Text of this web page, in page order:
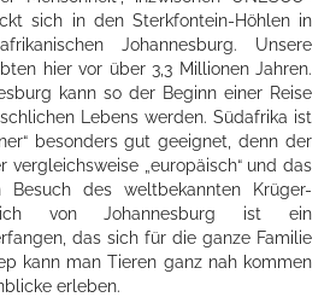
sich in den Sterkfontein-Höhlen in
Johannesburg. Unsere
hier vor über 3,3 Millionen Jahren.
kann so der Beginn einer Reise
Lebens werden. Südafrika ist
besonders gut geeignet, denn der
vergleichsweise „europäisch“ und das
Besuch des weltbekannten Krüger-
von Johannesburg ist ein
das sich für die ganze Familie
kann man Tieren ganz nah kommen
erleben.